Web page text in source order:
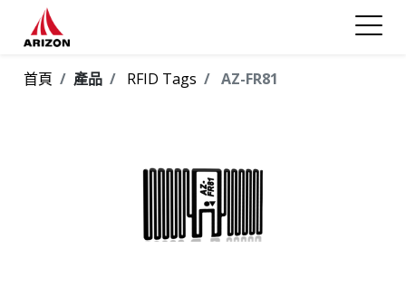
首頁 產品 RFID Tags AZ-FR81